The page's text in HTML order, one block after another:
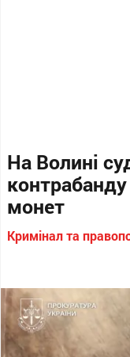
На Волині
монет
Кримінал та